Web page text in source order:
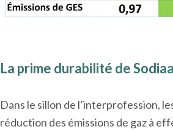
La prime durabilité de
Dans le sillon de l’interprofession,
réduction des émissions de gaz à